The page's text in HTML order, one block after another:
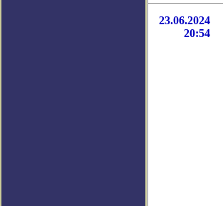
23.06.2024
20:54